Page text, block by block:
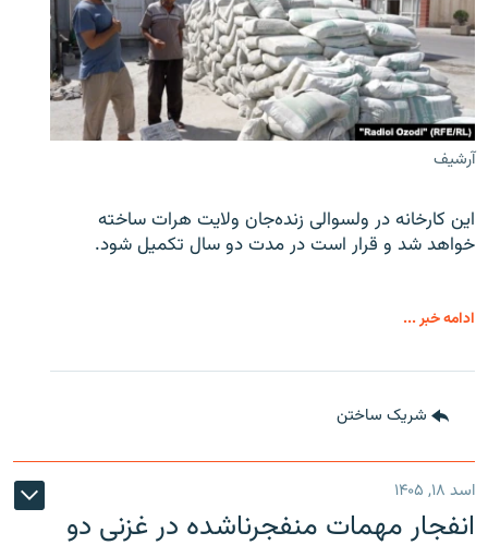
آرشیف
این کارخانه در ولسوالی زنده‌جان ولایت هرات ساخته
خواهد شد و قرار است در مدت دو سال تکمیل شود.
ادامه خبر ...
شریک ساختن
اسد ۱۸, ۱۴۰۵
انفجار مهمات منفجرناشده در غزنی دو